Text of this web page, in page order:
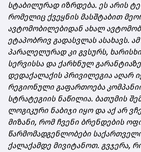
სტაბილურად იზრდება. ეს არის
რომელიც ქვეყნის მასშტაბით
ავტომობილებიდან ახალ
ეტაპობრივ გადასვლას ასახავს.
პარალელურად კი გვსურს,
სერვისსა და ქარხნულ
დედაქალაქის პრივილეგია აღარ
რეგიონული გაფართოება
სტრატეგიის ნაწილია. ბათუმის
ლოგიკური ნაბიჯი იყო და აქ არ
მიზანი, რომ ჩვენი ბრენდების
წარმომადგენლობები
ქალაქამდე მივიტანოთ. გვჯერა,